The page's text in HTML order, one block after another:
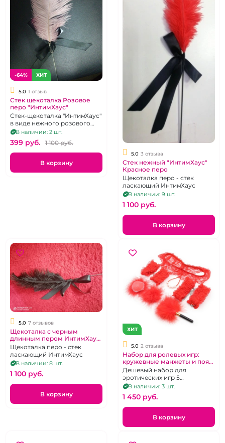
-64% ХИТ
5.0 1 отзыв
Стек щекоталка Розовое
перо "ИнтимХаус"
Стек-щекоталка "ИнтимХаус"
в виде нежного розового
пера
В наличии: 2 шт.
399 pуб. 1 100 pуб.
В корзину
5.0 3 отзыва
Стек нежный "ИнтимХаус"
Красное перо
Щекоталка перо - стек
ласкающий ИнтимХаус
В наличии: 9 шт.
1 100 pуб.
В корзину
5.0 7 отзывов
Щекоталка с черным
длинным пером ИнтимХаус
50 см
Щекоталка перо - стек
ласкающий ИнтимХаус
В наличии: 8 шт.
1 100 pуб.
В корзину
ХИТ
5.0 2 отзыва
Набор для ролевых игр:
кружевные манжеты и пояс,
пэстисы, стек-пушистик
Дешевый набор для
эротических игр 5
предметов - . цвет черный
или красный в ассортименте
В наличии: 3 шт.
1 450 pуб.
В корзину